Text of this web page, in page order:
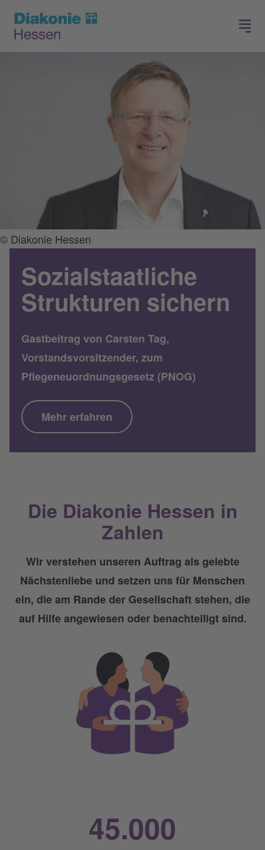
Spenden
© Diakonie Hessen
Sozialstaatliche
Strukturen sichern
Gastbeitrag von Carsten Tag,
Vorstandsvorsitzender, zum
Pflegeneuordnungsgesetz (PNOG)
Mehr erfahren
Die Diakonie Hessen in
Zahlen
Wir verstehen unseren Auftrag als gelebte
Nächstenliebe und setzen uns für Menschen
ein, die am Rande der Gesellschaft stehen, die
auf Hilfe angewiesen oder benachteiligt sind.
45.000